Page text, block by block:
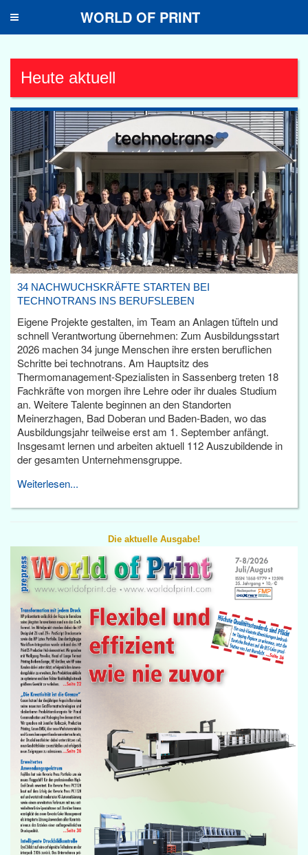
Toggle
WORLD OF PRINT
Heute aktuell
34 NACHWUCHSKRÄFTE STARTEN BEI
TECHNOTRANS INS BERUFSLEBEN
Eigene Projekte gestalten, im Team an Anlagen tüfteln und
schnell Verantwortung übernehmen: Zum Ausbildungsstart
2026 machen 34 junge Menschen ihre ersten beruflichen
Schritte bei technotrans. Am Hauptsitz des
Thermomanagement-Spezialisten in Sassenberg treten 18
Fachkräfte von morgen ihre Lehre oder ihr duales Studium
an. Weitere Talente beginnen an den Standorten
Meinerzhagen, Bad Doberan und Baden-Baden, wo das
Ausbildungsjahr teilweise erst am 1. September anfängt.
Insgesamt lernen und arbeiten aktuell 112 Auszubildende in
der gesamten Unternehmensgruppe.
Weiterlesen...
Die aktuelle Ausgabe!